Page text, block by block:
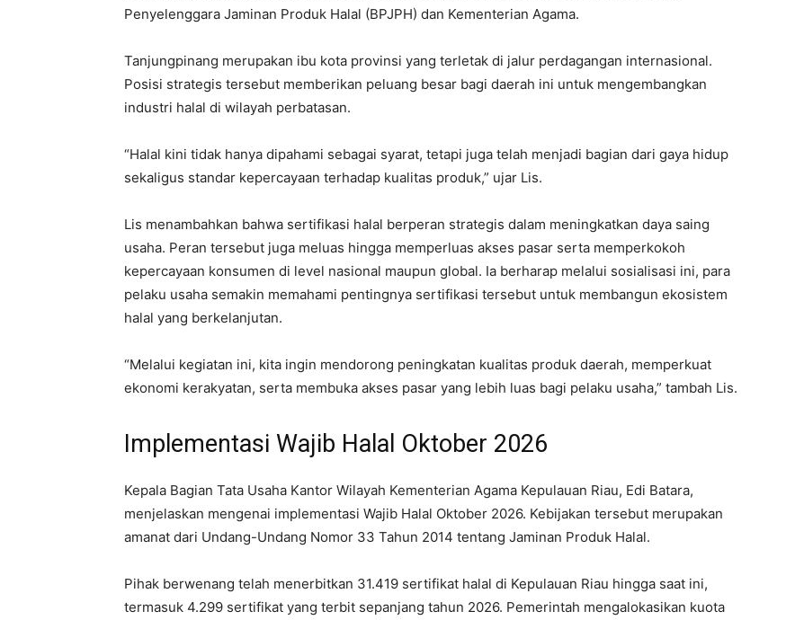
Penyelenggara Jaminan Produk Halal (BPJPH) dan Kementerian Agama.
Tanjungpinang merupakan ibu kota provinsi yang terletak di jalur perdagangan internasional.
Posisi strategis tersebut memberikan peluang besar bagi daerah ini untuk mengembangkan
industri halal di wilayah perbatasan.
“Halal kini tidak hanya dipahami sebagai syarat, tetapi juga telah menjadi bagian dari gaya hidup
sekaligus standar kepercayaan terhadap kualitas produk,” ujar Lis.
Lis menambahkan bahwa sertifikasi halal berperan strategis dalam meningkatkan daya saing
usaha. Peran tersebut juga meluas hingga memperluas akses pasar serta memperkokoh
kepercayaan konsumen di level nasional maupun global. Ia berharap melalui sosialisasi ini, para
pelaku usaha semakin memahami pentingnya sertifikasi tersebut untuk membangun ekosistem
halal yang berkelanjutan.
“Melalui kegiatan ini, kita ingin mendorong peningkatan kualitas produk daerah, memperkuat
ekonomi kerakyatan, serta membuka akses pasar yang lebih luas bagi pelaku usaha,” tambah Lis.
Implementasi Wajib Halal Oktober 2026
Kepala Bagian Tata Usaha Kantor Wilayah Kementerian Agama Kepulauan Riau, Edi Batara,
menjelaskan mengenai implementasi Wajib Halal Oktober 2026. Kebijakan tersebut merupakan
amanat dari Undang-Undang Nomor 33 Tahun 2014 tentang Jaminan Produk Halal.
Pihak berwenang telah menerbitkan 31.419 sertifikat halal di Kepulauan Riau hingga saat ini,
termasuk 4.299 sertifikat yang terbit sepanjang tahun 2026. Pemerintah mengalokasikan kuota